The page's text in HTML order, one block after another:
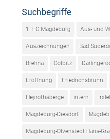
Suchbegriffe
1. FC Magdeburg Aus- und
Auszeichnungen Bad
Brehna Colbitz
Eröffnung Friedrichsbrunn
Heyrothsberge intern
Magdeburg-Diesdorf
Magdeburg-Olvenstedt Hans-